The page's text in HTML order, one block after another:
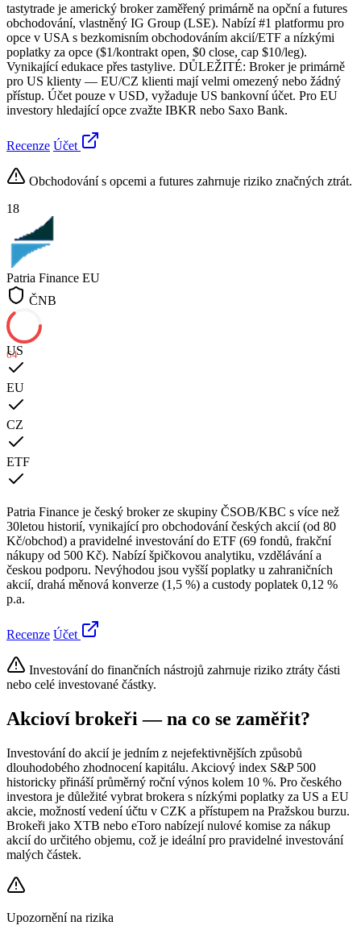
tastytrade je americký broker zaměřený primárně na opční a futures
obchodování, vlastněný IG Group (LSE). Nabízí #1 platformu pro
opce v USA s bezkomisním obchodováním akcií/ETF a nízkými
poplatky za opce ($1/kontrakt open, $0 close, cap $10/leg).
Vynikající edukace přes tastylive. DŮLEŽITÉ: Broker je primárně
pro US klienty — EU/CZ klienti mají velmi omezený nebo žádný
přístup. Účet pouze v USD, vyžaduje US bankovní účet. Pro EU
investory hledající opce zvažte IBKR nebo Saxo Bank.
Recenze Účet
Obchodování s opcemi a futures zahrnuje riziko značných ztrát.
18
Patria Finance EU
ČNB
64
US
EU
CZ
ETF
Patria Finance je český broker ze skupiny ČSOB/KBC s více než
30letou historií, vynikající pro obchodování českých akcií (od 80
Kč/obchod) a pravidelné investování do ETF (69 fondů, frakční
nákupy od 500 Kč). Nabízí špičkovou analytiku, vzdělávání a
českou podporu. Nevýhodou jsou vyšší poplatky u zahraničních
akcií, drahá měnová konverze (1,5 %) a custody poplatek 0,12 %
p.a.
Recenze Účet
Investování do finančních nástrojů zahrnuje riziko ztráty části
nebo celé investované částky.
Akcioví brokeři — na co se zaměřit?
Investování do akcií je jedním z nejefektivnějších způsobů
dlouhodobého zhodnocení kapitálu. Akciový index S&P 500
historicky přináší průměrný roční výnos kolem 10 %. Pro českého
investora je důležité vybrat brokera s nízkými poplatky za US a EU
akcie, možností vedení účtu v CZK a přístupem na Pražskou burzu.
Brokeři jako XTB nebo eToro nabízejí nulové komise za nákup
akcií do určitého objemu, což je ideální pro pravidelné investování
malých částek.
Upozornění na rizika